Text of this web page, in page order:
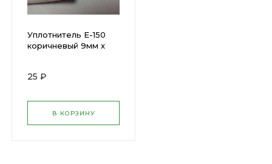
Уплотнитель Е-150
коричневый 9мм х
25 ₽
В КОРЗИНУ